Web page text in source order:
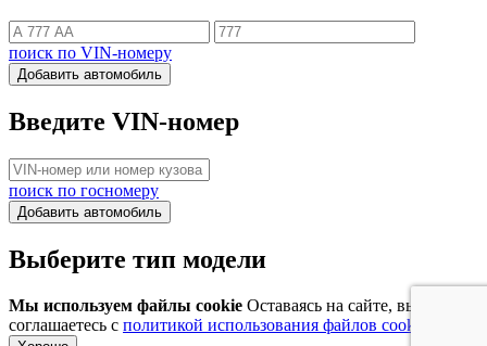
поиск по VIN-номеру
Добавить автомобиль
Введите VIN-номер
поиск по госномеру
Добавить автомобиль
Выберите тип модели
Мы используем файлы cookie Оставаясь на сайте, вы
соглашаетесь с политикой использования файлов cookie